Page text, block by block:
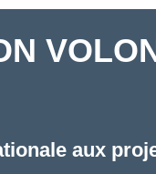
aux